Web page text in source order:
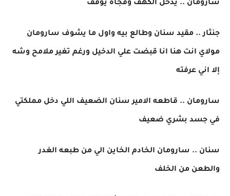
سارومان .. يدخل الكهف وفجاه يوقف
جنثار .. مقيد سنان وطالع بيه واول ما يشوف سارومان
مولاي انت هنا انا قبضت علي الدخيل ورغم تغير ملامح وشه
إلا اني عرفته
سارومان .. قاطعه الامير سنان الضعيف اللي دخل مملكتي
في جسد بشري ضعيف
سنان .. سارومان الخادم الخاين الي من طبعه الغدر
والطعن من الخلف